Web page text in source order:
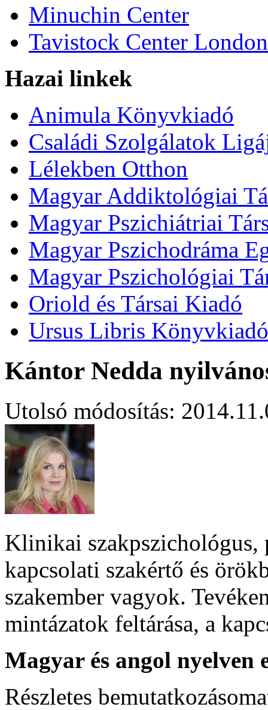
Minuchin Center
Tavistock Center London
Hazai linkek
Animula Könyvkiadó
Családi Szolgálatok
Lélekben Otthon
Magyar Addiktológiai
Magyar Pszichiátriai
Magyar Pszichodráma
Magyar Pszichológiai
Oriold és Társai Kiadó
Ursus Libris Könyvkiadó
Kántor Nedda
Utolsó módosítás:
Klinikai szakpszichológus,
kapcsolati szakértő és
szakember vagyok.
mintázatok feltárása, a
Magyar és angol nyelven
Részletes